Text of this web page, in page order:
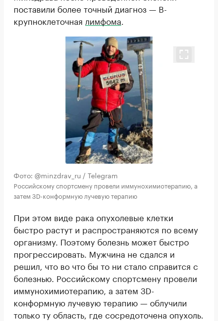
поставили более точный диагноз — В-
крупноклеточная лимфома
Фото: @minzdrav_ru / Telegram
Российскому спортсмену провели иммунохимиотерапию, а
затем ЗD-конформную лучевую терапию
При этом виде рака опухолевые клетки
быстро растут и распространяются по всему
организму. Поэтому болезнь может быстро
прогрессировать. Мужчина не сдался и
решил, что во что бы то ни стало справится с
болезнью. Российскому спортсмену провели
иммунохимиотерапию, а затем ЗD-
конформную лучевую терапию — облучили
только ту область, где сосредоточена опухоль.